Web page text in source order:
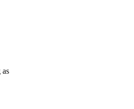
as